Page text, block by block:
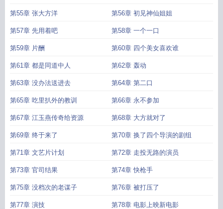
第55章 张大方洋 第56章 初见神仙姐姐
第57章 先用着吧 第58章 一个一口
第59章 片酬 第60章 四个美女喜欢谁
第61章 都是同道中人 第62章 轰动
第63章 没办法送进去 第64章 第二口
第65章 吃里扒外的教训 第66章 永不参加
第67章 江玉燕传奇给资源 第68章 大方就对了
第69章 终于来了 第70章 换了四个导演的剧组
第71章 文艺片计划 第72章 走投无路的演员
第73章 官司结果 第74章 快枪手
第75章 没档次的老谋子 第76章 被打压了
第77章 演技 第78章 电影上映新电影